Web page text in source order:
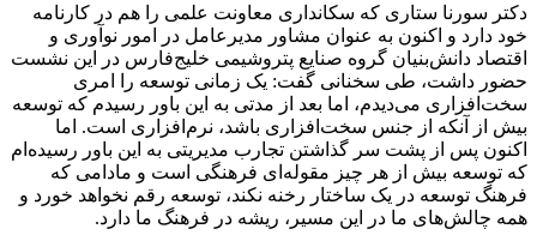
دکتر سورنا ستاری که سکانداری معاونت علمی را هم در کارنامه
خود دارد و اکنون به عنوان مشاور مدیرعامل در امور نوآوری و
اقتصاد دانش‌بنیان گروه صنایع پتروشیمی خلیج‌فارس در این نشست
حضور داشت، طی سخنانی گفت: یک زمانی توسعه را امری
سخت‌افزاری می‌دیدم، اما بعد از مدتی به این باور رسیدم که توسعه
بیش از آنکه از جنس سخت‌افزاری باشد، نرم‌افزاری است. اما
اکنون پس از پشت سر گذاشتن تجارب مدیریتی به این باور رسیده‌ام
که توسعه بیش از هر چیز مقوله‌ای فرهنگی است و مادامی که
فرهنگ توسعه در یک ساختار رخنه نکند، توسعه رقم نخواهد خورد و
همه چالش‌های ما در این مسیر، ریشه در فرهنگ ما دارد.